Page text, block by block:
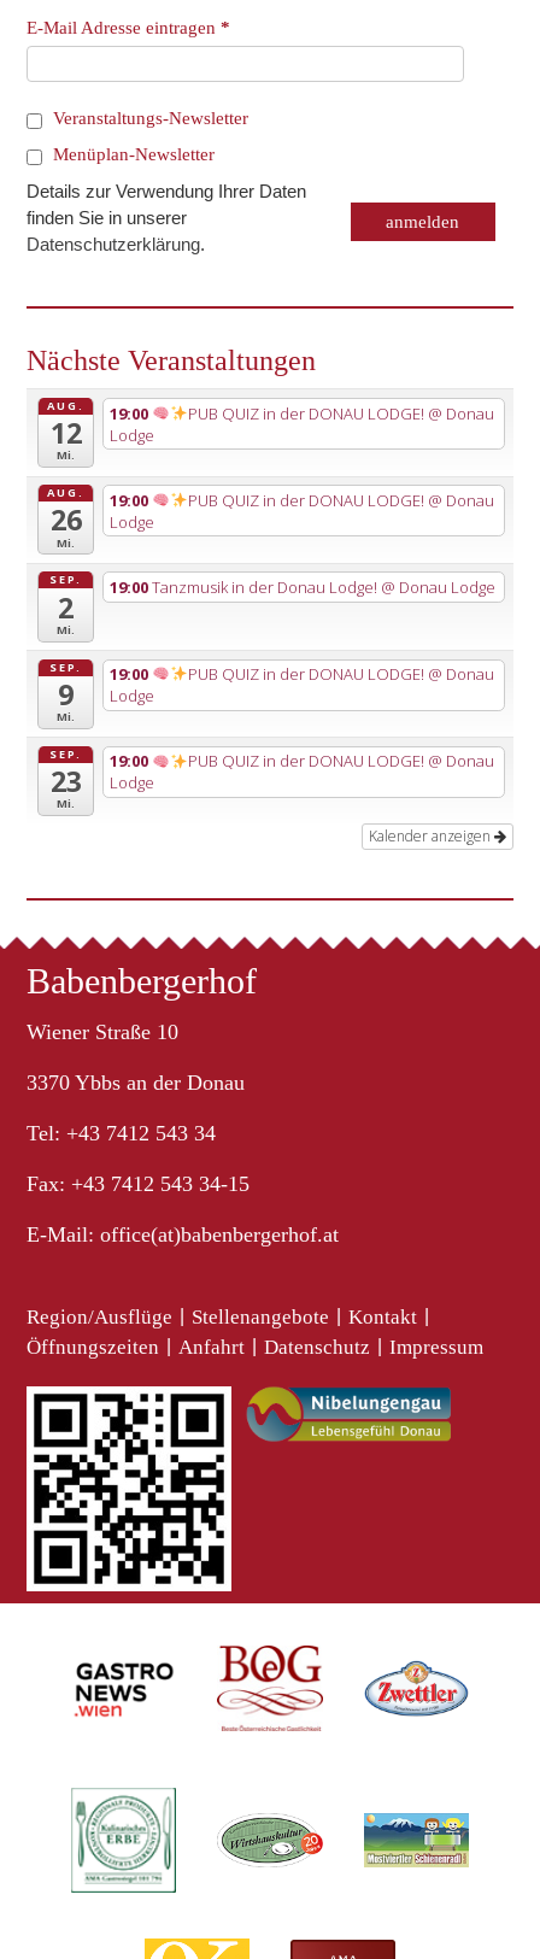
E-Mail Adresse eintragen*
Veranstaltungs-Newsletter
Menüplan-Newsletter
Details zur Verwendung Ihrer Daten
finden Sie in unserer
Datenschutzerklärung.
Nächste Veranstaltungen
AUG.
12
Mi.
19:00 PUB QUIZ in der DONAU LODGE! @ Donau
Lodge
AUG.
26
Mi.
19:00 PUB QUIZ in der DONAU LODGE! @ Donau
Lodge
SEP.
2
Mi.
19:00Tanzmusik in der Donau Lodge! @ Donau Lodge
SEP.
9
Mi.
19:00 PUB QUIZ in der DONAU LODGE! @ Donau
Lodge
SEP.
23
Mi.
19:00 PUB QUIZ in der DONAU LODGE! @ Donau
Lodge
Kalender anzeigen
Babenbergerhof
Wiener Straße 10
3370 Ybbs an der Donau
Tel: +43 7412 543 34
Fax: +43 7412 543 34-15
E-Mail:office(at)babenbergerhof.at
Region/Ausflüge Stellenangebote Kontakt
Öffnungszeiten Anfahrt Datenschutz Impressum